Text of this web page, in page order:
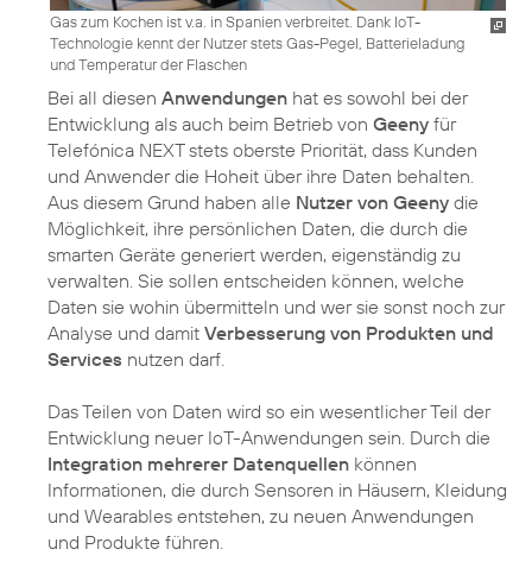
Gas zum Kochen ist v.a. in Spanien verbreitet. Dank IoT-
Technologie kennt der Nutzer stets Gas-Pegel, Batterieladung
und Temperatur der Flaschen
Bei all diesen Anwendungen hat es sowohl bei der
Entwicklung als auch beim Betrieb von Geeny für
Telefónica NEXT stets oberste Priorität, dass Kunden
und Anwender die Hoheit über ihre Daten behalten.
Aus diesem Grund haben alle Nutzer von Geeny die
Möglichkeit, ihre persönlichen Daten, die durch die
smarten Geräte generiert werden, eigenständig zu
verwalten. Sie sollen entscheiden können, welche
Daten sie wohin übermitteln und wer sie sonst noch zur
Analyse und damit Verbesserung von Produkten und
Services nutzen darf.
Das Teilen von Daten wird so ein wesentlicher Teil der
Entwicklung neuer IoT-Anwendungen sein. Durch die
Integration mehrerer Datenquellen können
Informationen, die durch Sensoren in Häusern, Kleidung
und Wearables entstehen, zu neuen Anwendungen
und Produkte führen.